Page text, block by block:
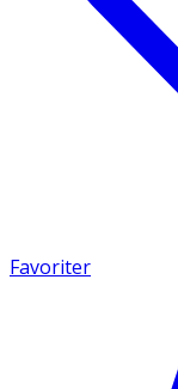
Favoriter